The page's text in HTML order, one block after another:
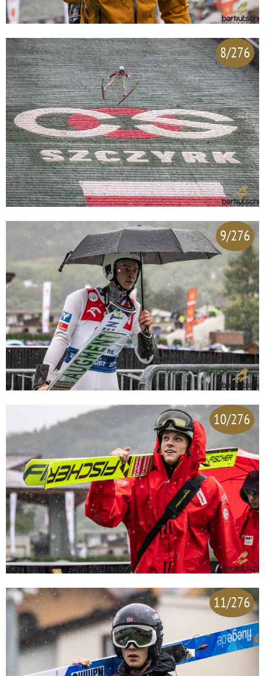
8/276
9/276
10/276
11/276